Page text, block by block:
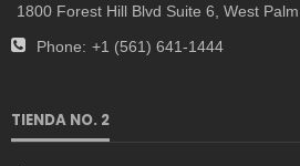
1800 Forest Hill Blvd Suite 6, West
Phone: +1 (561) 641-1444
TIENDA NO. 2